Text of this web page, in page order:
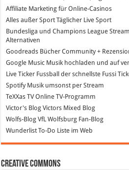
Affiliate Marketing für Online-Casinos
Alles außer SportTäglicher Live Sport
Bundesliga und Champions League
Alternativen
Goodreads Bücher Community +
Google Music Musik hochladen und auf
Live Ticker Fussball
der schnellste Fussi
SpotifyMusik umsonst per Stream
TeXXas TVOnline TV-Programm
Victor's Blog Victors Mixed Blog
Wolfs-Blog VfL Wolfsburg Fan-Blog
WunderlistTo-Do Liste im Web
Creative Commons